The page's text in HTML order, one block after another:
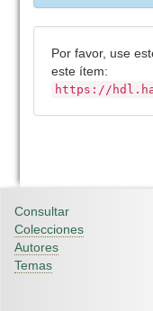
Por favor, use
este ítem:
https://
Consultar
Colecciones
Autores
Temas